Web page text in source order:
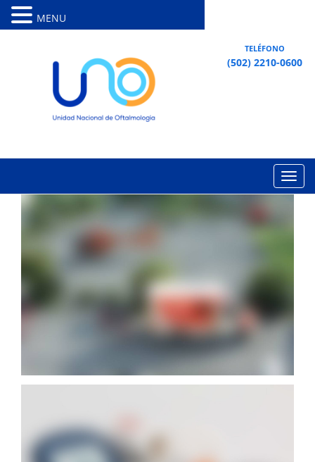
TELÉFONO
(502) 2210-0600
MENU